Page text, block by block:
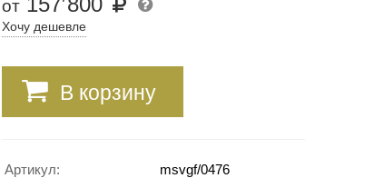
от
Хочу дешевле
В корзину
Артикул: msvgf/0476